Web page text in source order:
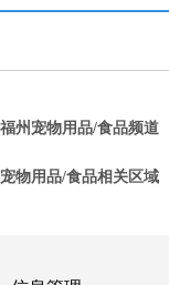
福州宠物用品/食品频道
宠物用品/食品相关区域